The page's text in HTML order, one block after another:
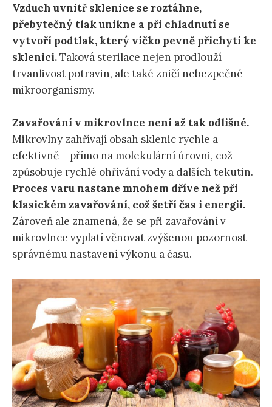
Vzduch uvnitř sklenice se roztáhne,
přebytečný tlak unikne a při chladnutí se
vytvoří podtlak, který víčko pevně přichytí ke
sklenici.Taková sterilace nejen prodlouží
trvanlivost potravin, ale také zničí nebezpečné
mikroorganismy.
Zavařování v mikrovlnce není až tak odlišné.
Mikrovlny zahřívají obsah sklenic rychle a
efektivně – přímo na molekulární úrovni, což
způsobuje rychlé ohřívání vody a dalších tekutin.
Proces varu nastane mnohem dříve než při
klasickém zavařování, což šetří čas i energii.
Zároveň ale znamená, že se při zavařování v
mikrovlnce vyplatí věnovat zvýšenou pozornost
správnému nastavení výkonu a času.